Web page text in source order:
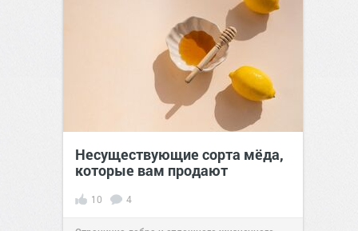
Несуществующие сорта мёда,
которые вам продают
10 4